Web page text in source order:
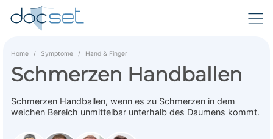
Home Symptome Hand & Finger
Schmerzen Handballen
Schmerzen Handballen, wenn es zu Schmerzen in dem
weichen Bereich unmittelbar unterhalb des Daumens kommt.